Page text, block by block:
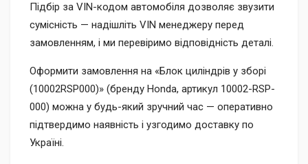
Підбір за VIN-кодом автомобіля дозволяє звузити
сумісність — надішліть VIN менеджеру перед
замовленням, і ми перевіримо відповідність деталі.
Оформити замовлення на «Блок циліндрів у зборі
(10002RSP000)» (бренду Honda, артикул 10002-RSP-
000) можна у будь-який зручний час — оперативно
підтвердимо наявність і узгодимо доставку по
Україні.